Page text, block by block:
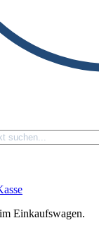
Einkaufswagen.